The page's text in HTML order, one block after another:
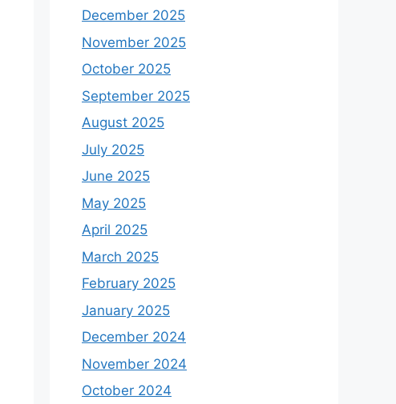
December 2025
November 2025
October 2025
September 2025
August 2025
July 2025
June 2025
May 2025
April 2025
March 2025
February 2025
January 2025
December 2024
November 2024
October 2024